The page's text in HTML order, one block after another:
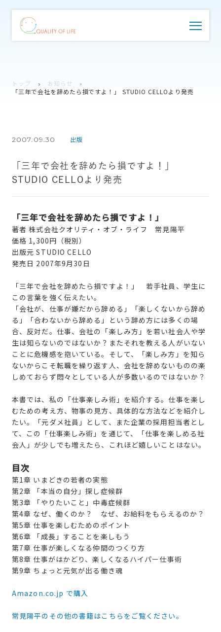
トップ
お知らせ
「三年で会社を辞めたら損ですよ！」 STUDIO CELLOより発売
2007.09.30 出版
「三年で会社を辞めたら損ですよ！」
STUDIO CELLOより発売
「三年で会社を辞めたら損ですよ！」
著者 株式会社クオリティ・オブ・ライフ 常見陽平
価格 1,300円（税別）
出版元 STUDIO CELLO
発売日 2007年9月30日
「三年で会社を辞めたら損ですよ！」 若手社員、学生に
この言葉を強く伝えたい。
「会社が、仕事が嫌だから辞める」「楽しくないから辞め
る」「合わないから辞める」という辞め方には多くの場
合、反対だ。仕事、会社の「楽しみ方」を若い社会人や学
生は知らないのではないか？またそれを教える人がいない
ことに危機感を抱いている。そして、「楽しみ方」を知ら
ないからこそ転職を繰り返す人、会社を辞めないものの楽
しめておらず悶々としている人が多数いるのではないか？
本書では、私の「仕事楽しみ術」を紹介する。仕事を楽し
むための考え方、物事の見方、具体的な方法などを紹介し
たい。「元ダメ社員」として、また企業の採用担当者とし
て、この「仕事楽しみ術」を通じて、「仕事を楽しめる社
会人」が少しでも増えたら、これほど嬉しいことはない。
目次
第1章 いまどきの若者の実態
第2章 「本当の自分」探し症候群
第3章 「やりたいこと」中毒症候群
第4章 なぜ、働くのか？ なぜ、お給料をもらえるのか？
第5章 仕事を楽しむためのポイント
第6章 「成長」することを楽しもう
第7章 仕事が楽しくなる仲間のつくり方
第8章 仕事がはかどり、楽しくなるハイパー仕事術
第9章 ちょっと元気が出る働き魂
Amazon.co.jp で購入
常見陽平のその他の書籍はこちらをご覧ください。